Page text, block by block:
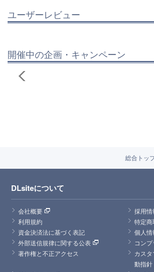
ユーザーレビュー
開催中の企画・キャンペーン
総合トッ
DLsiteについて
会社概要
採用情
利用規約
特定
資金決済法に基づく表記
個人
外部送信規律に関する公表
コン
著作権と不正アクセス
カス
動指針